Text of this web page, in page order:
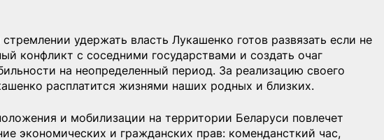
удержать власть Лукашенко готов развязать если не
конфликт с соседними государствами и создать очаг
на неопределенный период. За реализацию своего
расплатится жизнями наших родных и близких.
и мобилизации на территории Беларуси повлечет
экономических и гражданских прав: комендансткий час,